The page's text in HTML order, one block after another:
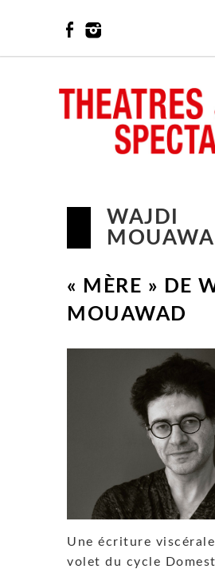
WAJDI
« MÈRE » DE
MOUAWAD
Une écriture
volet du cycle